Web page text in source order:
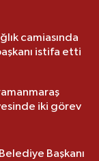
camiasında
istifa etti
iki görev
Başkanı